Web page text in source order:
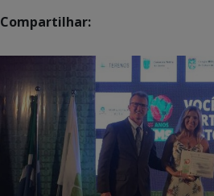
Compartilhar: